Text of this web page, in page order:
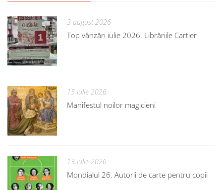
3 august 2026
Top vânzări iulie 2026. Librăriile Cartier
15 iulie 2026
Manifestul noilor magicieni
13 iulie 2026
Mondialul 26. Autorii de carte pentru copii